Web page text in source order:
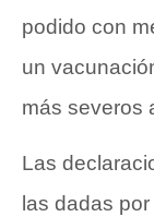
podido con
un
más severos
Las
las dadas